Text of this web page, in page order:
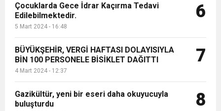
Çocuklarda Gece İdrar Kaçırma Tedavi
Edilebilmektedir.
5 Mart 2024 - 16:48
6
BÜYÜKŞEHİR, VERGİ HAFTASI DOLAYISIYLA
BİN 100 PERSONELE BİSİKLET DAĞITTI
4 Mart 2024 - 12:37
7
Gazikültür, yeni bir eseri daha okuyucuyla
buluşturdu
8